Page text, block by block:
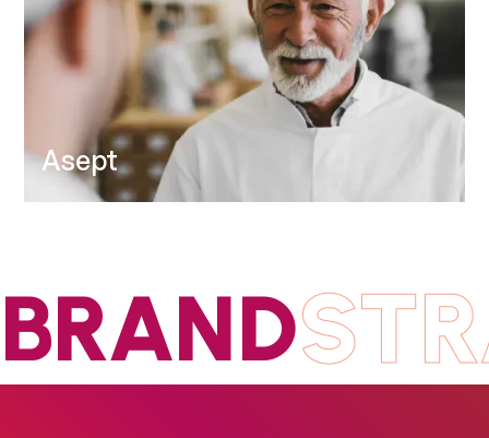
Asept
BRAND